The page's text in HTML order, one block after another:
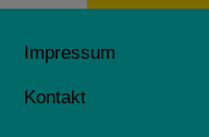
Impressum
Kontakt